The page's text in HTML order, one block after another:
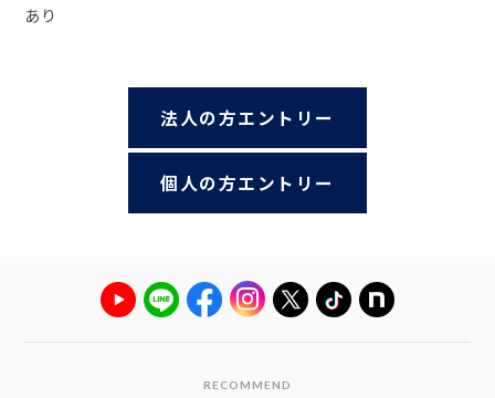
あり
法人の方エントリー
個人の方エントリー
RECOMMEND